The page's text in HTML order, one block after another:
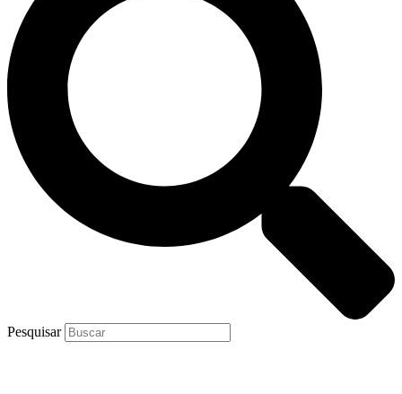
Pesquisar